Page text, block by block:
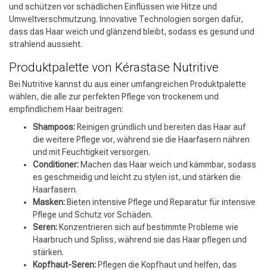
und schützen vor schädlichen Einflüssen wie Hitze und
Umweltverschmutzung. Innovative Technologien sorgen dafür,
dass das Haar weich und glänzend bleibt, sodass es gesund und
strahlend aussieht.
Produktpalette von Kérastase Nutritive
Bei Nutritive kannst du aus einer umfangreichen Produktpalette
wählen, die alle zur perfekten Pflege von trockenem und
empfindlichem Haar beitragen:
Shampoos: Reinigen gründlich und bereiten das Haar auf
die weitere Pflege vor, während sie die Haarfasern nähren
und mit Feuchtigkeit versorgen.
Conditioner: Machen das Haar weich und kämmbar, sodass
es geschmeidig und leicht zu stylen ist, und stärken die
Haarfasern.
Masken: Bieten intensive Pflege und Reparatur für intensive
Pflege und Schutz vor Schäden.
Seren: Konzentrieren sich auf bestimmte Probleme wie
Haarbruch und Spliss, während sie das Haar pflegen und
stärken.
Kopfhaut-Seren: Pflegen die Kopfhaut und helfen, das